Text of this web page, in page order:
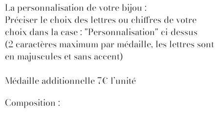
La personnalisation de votre bijou :
Préciser le choix des lettres ou chiffres de votre
choix dans la case : "Personnalisation" ci-dessus
(2 caractères maximum par médaille, les lettres sont
en majuscules et sans accent)
Médaille additionnelle 7€ l’unité
Composition :